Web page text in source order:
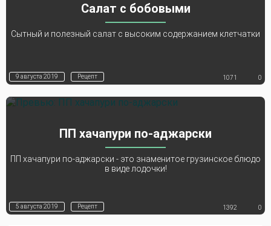
Салат с бобовыми
Сытный и полезный салат с высоким содержанием клетчатки
9 августа 2019 Рецепт 1071 0
ПП хачапури по-аджарски
ПП хачапури по-аджарски - это знаменитое грузинское блюдо
в виде лодочки!
5 августа 2019 Рецепт 1392 0